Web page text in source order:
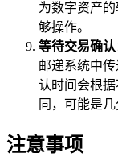
为数字资产
够操作。
等待交易确认
邮递系统中
认时间会根
同，可能是
注意事项